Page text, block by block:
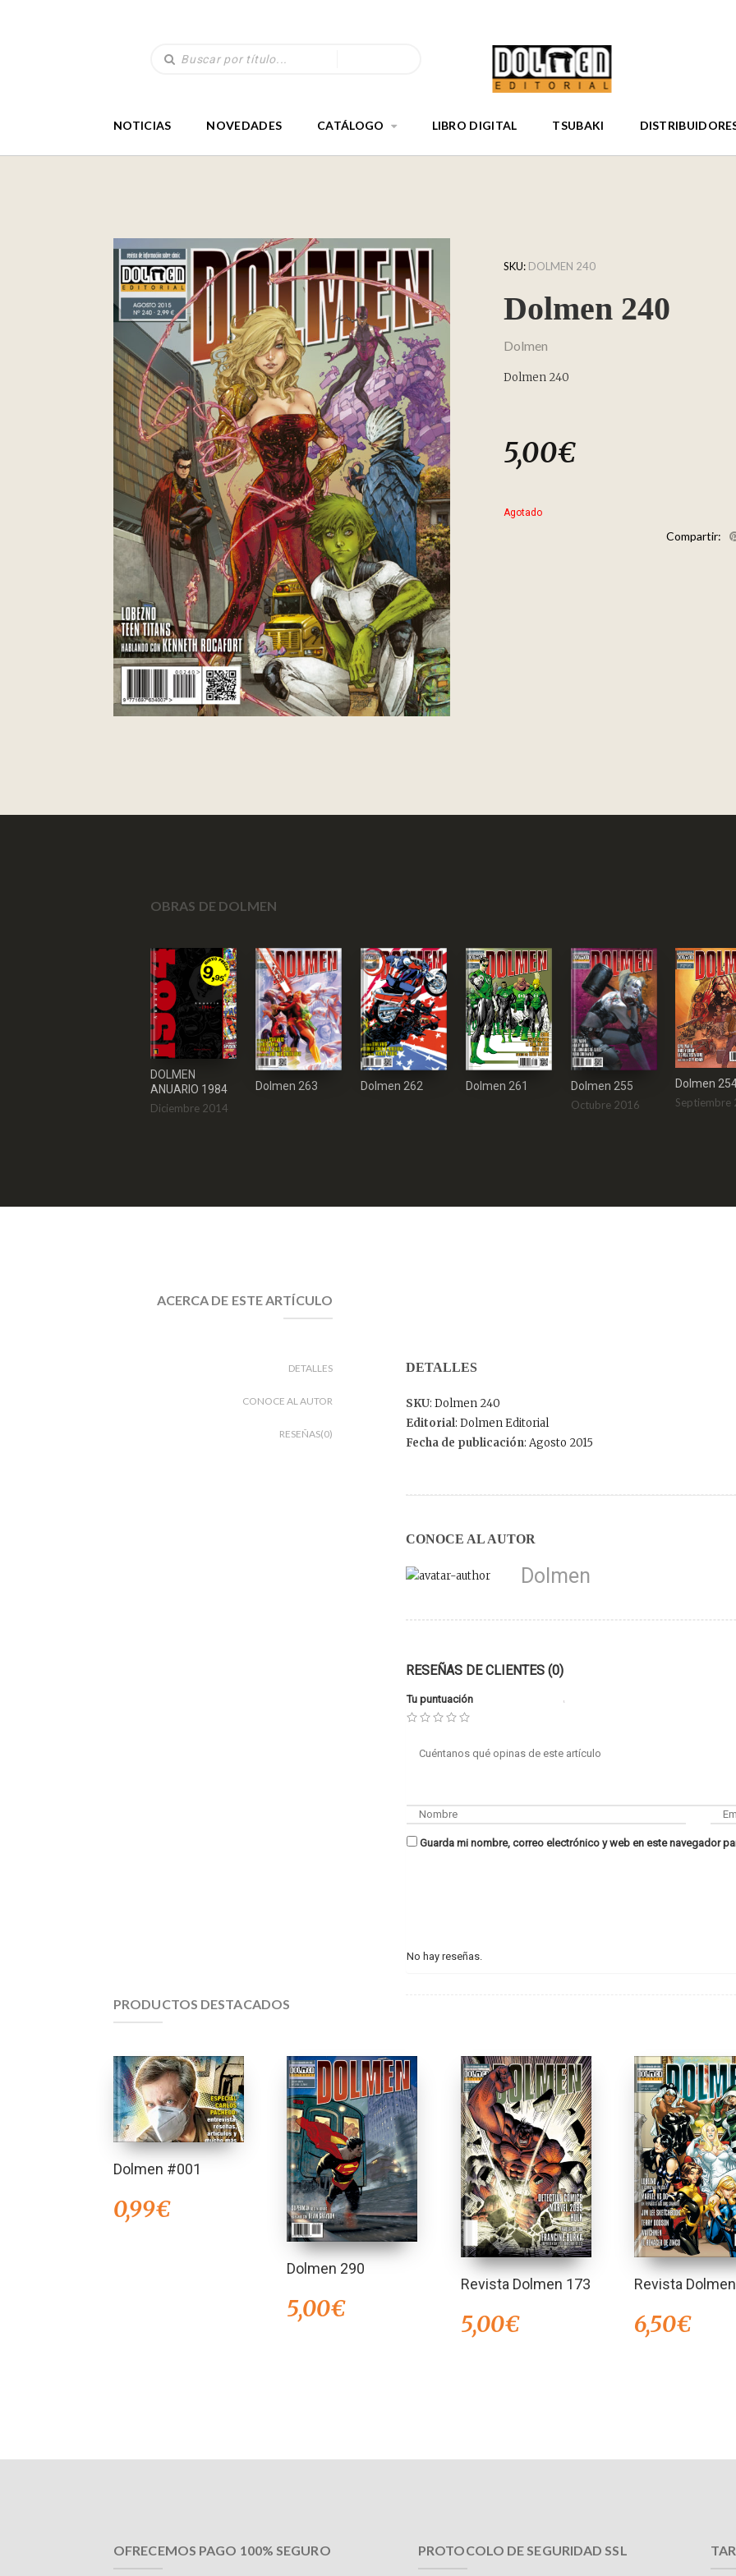
NOTICIAS NOVEDADES CATÁLOGO LIBRO DIGITAL TSUBAKI
SKU: DOLMEN 240
Dolmen 240
Dolmen
Dolmen 240
5,00€
Agotado
Compartir:
OBRAS DE DOLMEN
DOLMEN
ANUARIO 1984
Diciembre 2014
Dolmen 263 Dolmen 262 Dolmen 261
Dolmen 255
Octubre 2016
Dolmen
Septiembre
ACERCA DE ESTE ARTÍCULO
DETALLES
CONOCE AL AUTOR
RESEÑAS(0)
DETALLES
SKU: Dolmen 240
Editorial: Dolmen Editorial
Fecha de publicación: Agosto 2015
CONOCE AL AUTOR
Dolmen
RESEÑAS DE CLIENTES (0)
Tu puntuación
Guarda mi nombre, correo electrónico y web en este navegador
No hay reseñas.
PRODUCTOS DESTACADOS
Dolmen #001
0,99€
Dolmen 290
5,00€
Revista Dolmen 173
5,00€
Revista
6,50€
OFRECEMOS PAGO 100% SEGURO PROTOCOLO DE SEGURIDAD SSL